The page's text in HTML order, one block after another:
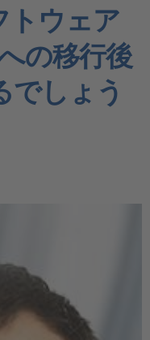
トウェア
の移行後
でしょう